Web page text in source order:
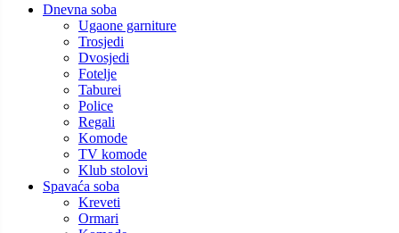
Dnevna soba
Ugaone garniture
Trosjedi
Dvosjedi
Fotelje
Taburei
Police
Regali
Komode
TV komode
Klub stolovi
Spavaća soba
Kreveti
Ormari